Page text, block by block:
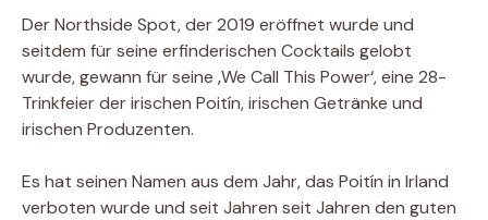
Der Northside Spot, der 2019 eröffnet wurde und
seitdem für seine erfinderischen Cocktails gelobt
wurde, gewann für seine ‚We Call This Power‘, eine 28-
Trinkfeier der irischen Poitín, irischen Getränke und
irischen Produzenten.
Es hat seinen Namen aus dem Jahr, das Poitín in Irland
verboten wurde und seit Jahren seit Jahren den guten